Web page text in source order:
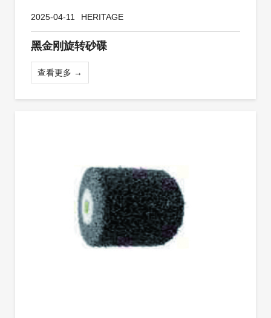
2025-04-11 HERITAGE
黑金刚旋转砂碟
查看更多 →